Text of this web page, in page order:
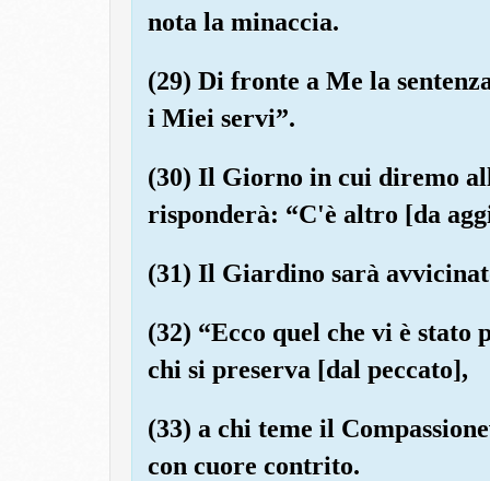
nota la minaccia.
(29) Di fronte a Me la
i Miei servi”.
(30) Il Giorno in cui diremo
risponderà: “C'è altro [da
(31) Il Giardino sarà
(32) “Ecco quel che vi è stato
chi si preserva [dal peccato],
(33) a chi teme il
con cuore contrito.